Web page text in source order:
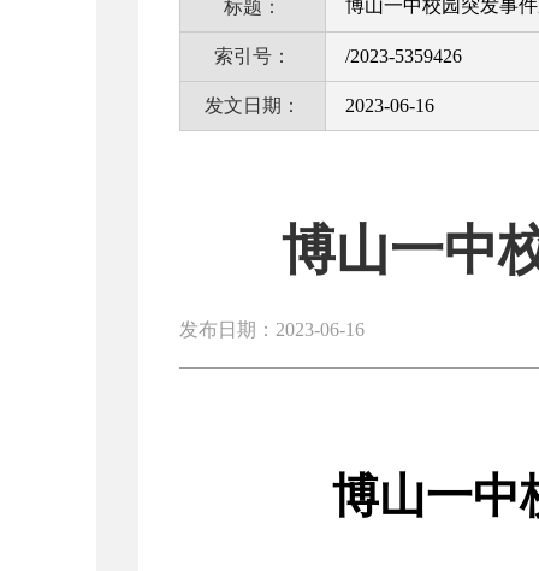
标题： 博山一中校园突发事
索引号： /2023-5359426
发文日期： 2023-06-16
博山一中
发布日期：2023-06-16
博山一中